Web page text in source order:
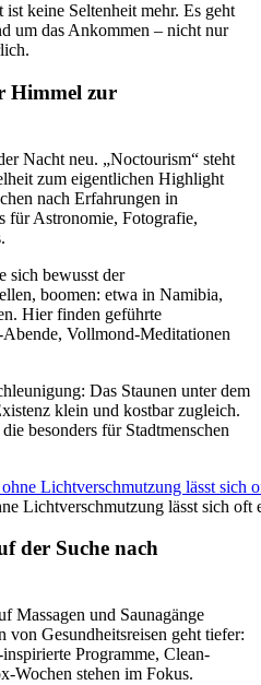
keine Seltenheit mehr. Es geht
um das Ankommen – nicht nur
Himmel zur
Nacht neu. „Noctourism“ steht
zum eigentlichen Highlight
nach Erfahrungen in
für Astronomie, Fotografie,
sich bewusst der
boomen: etwa in Namibia,
Hier finden geführte
Vollmond-Meditationen
Das Staunen unter dem
klein und kostbar zugleich.
besonders für Stadtmenschen
Lichtverschmutzung lässt sich oft
der Suche nach
Massagen und Saunagänge
von Gesundheitsreisen geht tiefer:
Programme, Clean-
Wochen stehen im Fokus.